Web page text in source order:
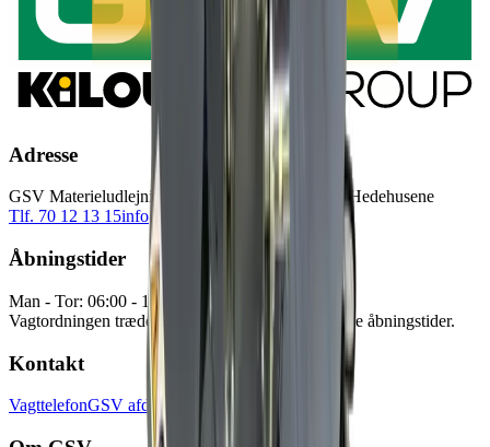
Adresse
GSV Materieludlejning A/S Baldersbuen 5 2640 Hedehusene
Tlf. 70 12 13 15info@gsv.dk
Åbningstider
Man - Tor: 06:00 - 16:30
Vagtordningen træder i kraft udenfor vores normale åbningstider.
Kontakt
VagttelefonGSV afdelinger Pressekontakt